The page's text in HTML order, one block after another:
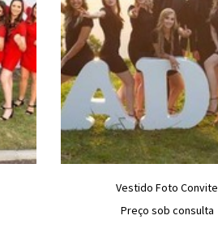
Vestido Foto Convite
Preço sob consulta